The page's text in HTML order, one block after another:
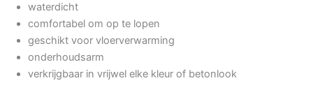
waterdicht
comfortabel om op te lopen
geschikt voor vloerverwarming
onderhoudsarm
verkrijgbaar in vrijwel elke kleur of betonlook